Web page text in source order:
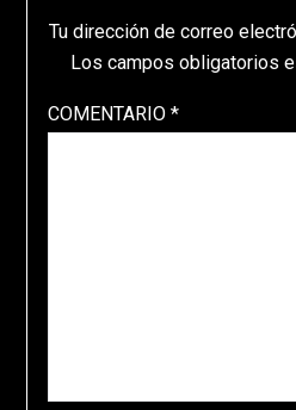
Tu dirección de correo
Los campos obligatorios
COMENTARIO *